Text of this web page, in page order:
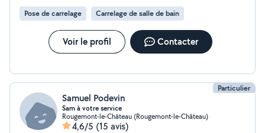
unique du premier coup de crayon, à l'émotion de la
réception. Spécialiste de la cuisine & de la salle de bain
Déplacement sur 68, 67, 90, 25
Pose de carrelage Carrelage de salle de bain
Voir le profil Contacter
Particulier
Samuel Podevin
Sam à votre service
Rougemont-le-Château (Rougemont-le-Château)
4,6/5 (15 avis)